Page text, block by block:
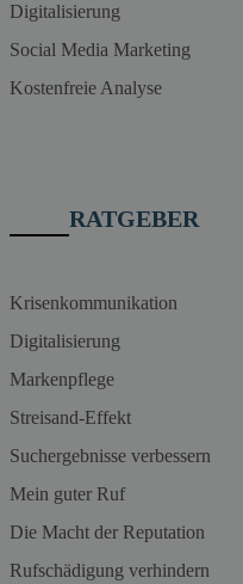
Digitalisierung
Social Media Marketing
Kostenfreie Analyse
RATGEBER
Krisenkommunikation
Digitalisierung
Markenpflege
Streisand-Effekt
Suchergebnisse verbessern
Mein guter Ruf
Die Macht der Reputation
Rufschädigung verhindern